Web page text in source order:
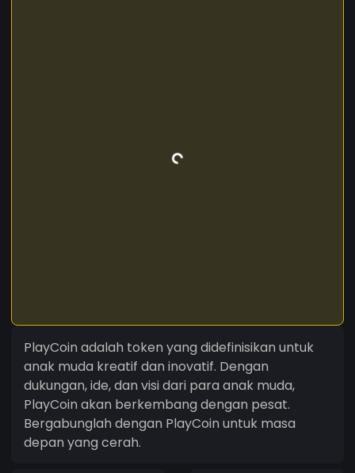
PlayCoin adalah token yang didefinisikan untuk
anak muda kreatif dan inovatif. Dengan
dukungan, ide, dan visi dari para anak muda,
PlayCoin akan berkembang dengan pesat.
Bergabunglah dengan PlayCoin untuk masa
depan yang cerah.